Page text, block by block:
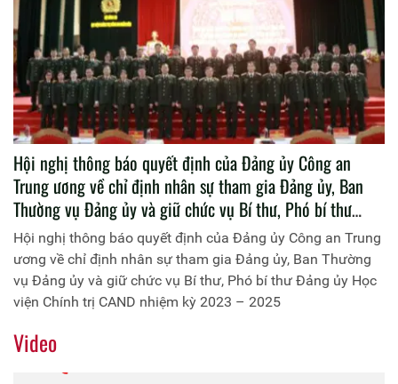
Thứ trưởng Bộ Công an.
Hội nghị thông báo quyết định của Đảng ủy Công an
Trung ương về chỉ định nhân sự tham gia Đảng ủy, Ban
Thường vụ Đảng ủy và giữ chức vụ Bí thư, Phó bí thư
Đảng ủy Học viện Chính trị CAND nhiệm kỳ 2023 –
2025
Hội nghị thông báo quyết định của Đảng ủy Công an Trung
ương về chỉ định nhân sự tham gia Đảng ủy, Ban Thường
vụ Đảng ủy và giữ chức vụ Bí thư, Phó bí thư Đảng ủy Học
viện Chính trị CAND nhiệm kỳ 2023 – 2025
Video